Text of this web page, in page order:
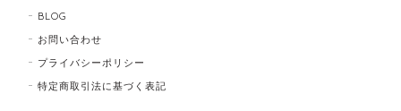
BLOG
お問い合わせ
プライバシーポリシー
特定商取引法に基づく表記